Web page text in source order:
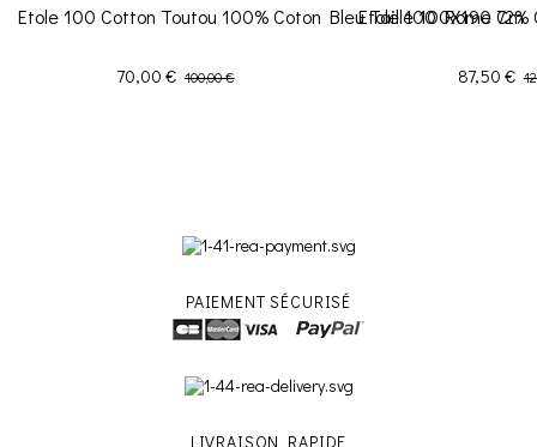
Etole 100 Cotton Toutou 100% Coton Bleu Taille 100X190 Cm
Prix
70,00 € Prix de base
100,00 €
Etole 100 Rome
Prix
87,50 €
PAIEMENT SÉCURISÉ
LIVRAISON RAPIDE